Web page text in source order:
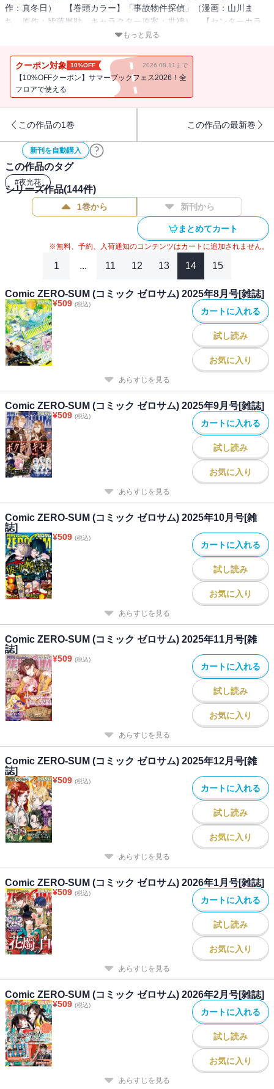
作：真冬日） 【巻頭カラー】「事故物件探偵」（漫画：山川ま
ち 原作：皆藤黒助 キャラクター原案：世禕） 【センターカラ
ー】「にえみこ」（アラスカぱん） 「さいごの魔女のお祝い」
～雛宮蝶鼠とりかえ伝～」（コミック：尾羊英 原作：中村颯希
キャラクター原案：ゆき哉） 【番外編】「悲劇の元凶となる最強
外道ラスボス女王は民の為に尽くします。 The Savior's Pride」（作
ル」（漫画：八橋はち 原作：長埜恵） 「わたしの創った千年王
国 天才魔導師の自由気ままな転生無双譚」（コミック：森野リエ
タ 原作：クレハ キャラクター原案：緋原ヨウ） 「晴明様のお
っしゃることには 平安陰陽診療録」（漫画：いなる 原作：田井
ノエル 医療監修：山科章） 「君はいつしか毒になる」（朝賀
庵） 【番外編】「令嬢ランキング～ランク圏外の落ちこぼれ令
嬢、伝説の聖女と入れ替わる～」（漫画：黒コマリ 原作：別府マ
コト） 「花燭の白」（高山しのぶ） 「宝石商リチャード氏の謎
鑑定」（漫画：あかつき三日 原作：辻村七子 キャラクター原
案：雪広うたこ） 「樹海の魔女」（遊行寺たま） 「女王の狗」
（ヨシカズ） 「家政魔導士の異世界生活～冒険中の家政婦業承り
案：なま） 「Landreaall」（おがきちか） 「繰り巫女あやかし夜
噺」（漫画：提灯あんこ 原作：日向夏） 「竜騎士のお気に入
り」（コミック：蒼崎律 原作：織川あさぎ キャラクター原案：
伊藤明十） 「ルーチェと白の契約」（御巫桃也） 「乙女ゲーム
の破滅フラグしかない悪役令嬢に転生してしまった…」（キャラク
ター原案・コミック：ひだかなみ 原作：山口悟） 「旦那様は終
末兵器」（雨宮由樹＆市原ゆき乃） 「ボクラノキセキ」（久米田
夏緒） 「烈火の血族」（漫画：honomi 原作：夜光花 キャラク
キッサン） 【番外編】「復讐は合法的に」（漫画：和サン 原
作：三日市零） 「ヴァンパイア・溺愛パラダイス」（漫画：へ
き 原作：碧井こなつ） 「暗号解読士 九條キリヤの事件簿」（コ
ミック：ましの 原作：桜川ヒロ キャラクター原案：アオジマイ
コ） 「虫かぶり姫」（コミック：喜久田ゆい 原作：由唯 キャ
ラクター原案：椎名咲月） 「神クズ☆アイドル」（いそふらぼん
肘樹） 【最終回】「警視庁魔獣対策室 狼刑事と目覚めの賢者」
（漫画：アズマミドリ 原作：ヨシビロコウ キャラクター原案：
巖本英利） 【最終回】「泡沫のムジナ」（会田小路ちょこぷでぃ
んぐ） 「彼に依頼してはいけません」（雪広うたこ） 【読み切
り】「もっと笑えばいいのに」（Chobi） ※「魔法使いの約束
COMIC」「Fate/Grand Order -mortalis:stella-」は都合により休載さ
せていただきます。※本電子書籍の表紙・目次・広告・情報・価格
は、紙で発行した当時のものとなります。電子版に付録は含まれて
おりません。また、作品のラインナップ・記事等が目次と異なる場
合もございます。何卒ご了承ください。
もっと見る
クーポン対象 10%OFF 2026.08.11まで
【10%OFFクーポン】サマーブックフェス2026！全
フロアで使える
この作品の1巻 この作品の最新巻
新刊を自動購入
この作品のタグ
#夜光花
シリーズ作品(144件)
1巻から 新刊から
まとめてカート
※無料、予約、入荷通知のコンテンツはカートに追加されません。
1 ... 11 12 13 14 15
Comic ZERO-SUM (コミック ゼロサム) 2025年8月号[雑誌]
¥509 (税込)
カートに入れる
試し読み
お気に入り
あらすじを見る
Comic ZERO-SUM (コミック ゼロサム) 2025年9月号[雑誌]
¥509 (税込)
カートに入れる
試し読み
お気に入り
あらすじを見る
Comic ZERO-SUM (コミック ゼロサム) 2025年10月号[雑
誌]
¥509 (税込)
カートに入れる
試し読み
お気に入り
あらすじを見る
Comic ZERO-SUM (コミック ゼロサム) 2025年11月号[雑
誌]
¥509 (税込)
カートに入れる
試し読み
お気に入り
あらすじを見る
Comic ZERO-SUM (コミック ゼロサム) 2025年12月号[雑
誌]
¥509 (税込)
カートに入れる
試し読み
お気に入り
あらすじを見る
Comic ZERO-SUM (コミック ゼロサム) 2026年1月号[雑誌]
¥509 (税込)
カートに入れる
試し読み
お気に入り
あらすじを見る
Comic ZERO-SUM (コミック ゼロサム) 2026年2月号[雑誌]
¥509 (税込)
カートに入れる
試し読み
お気に入り
あらすじを見る